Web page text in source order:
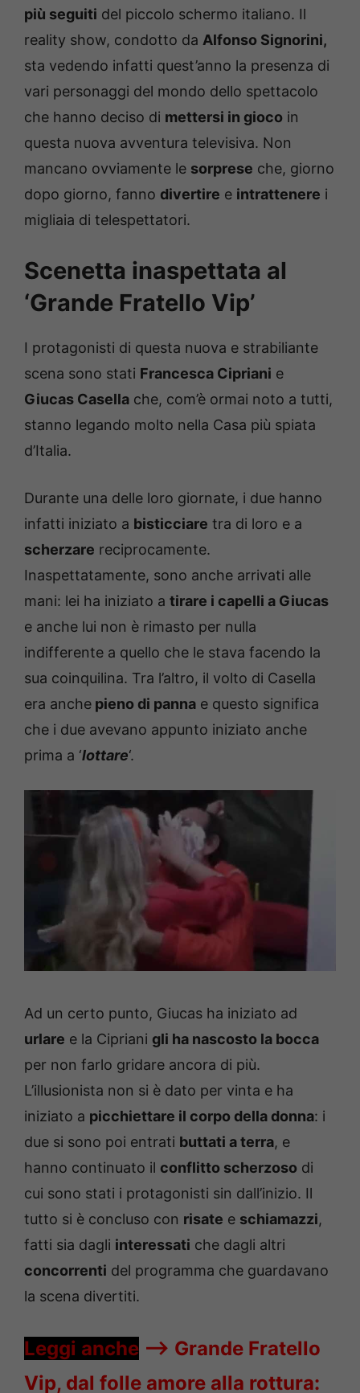
più seguiti del piccolo schermo italiano. Il
reality show, condotto da Alfonso Signorini,
sta vedendo infatti quest’anno la presenza di
vari personaggi del mondo dello spettacolo
che hanno deciso di mettersi in gioco in
questa nuova avventura televisiva. Non
mancano ovviamente le sorprese che, giorno
dopo giorno, fanno divertire e intrattenere i
migliaia di telespettatori.
Scenetta inaspettata al
‘Grande Fratello Vip’
I protagonisti di questa nuova e strabiliante
scena sono stati Francesca Cipriani e
Giucas Casella che, com’è ormai noto a tutti,
stanno legando molto nella Casa più spiata
d’Italia.
Durante una delle loro giornate, i due hanno
infatti iniziato a bisticciare tra di loro e a
scherzare reciprocamente.
Inaspettatamente, sono anche arrivati alle
mani: lei ha iniziato a tirare i capelli a Giucas
e anche lui non è rimasto per nulla
indifferente a quello che le stava facendo la
sua coinquilina. Tra l’altro, il volto di Casella
era anche pieno di panna e questo significa
che i due avevano appunto iniziato anche
prima a ‘lottare‘.
Ad un certo punto, Giucas ha iniziato ad
urlare e la Cipriani gli ha nascosto la bocca
per non farlo gridare ancora di più.
L’illusionista non si è dato per vinta e ha
iniziato a picchiettare il corpo della donna: i
due si sono poi entrati buttati a terra, e
hanno continuato il conflitto scherzoso di
cui sono stati i protagonisti sin dall’inizio. Il
tutto si è concluso con risate e schiamazzi,
fatti sia dagli interessati che dagli altri
concorrenti del programma che guardavano
la scena divertiti.
Leggi anche —-> Grande Fratello
Vip, dal folle amore alla rottura: